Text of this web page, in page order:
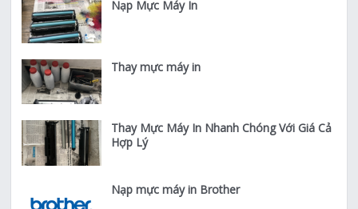
Nạp Mực Máy In
Thay mực máy in
Thay Mực Máy In Nhanh Chóng Với Giá Cả
Hợp Lý
Nạp mực máy in Brother